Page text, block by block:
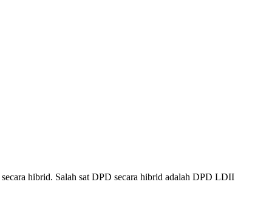
hibrid. Salah sat DPD secara hibrid adalah DPD LDII